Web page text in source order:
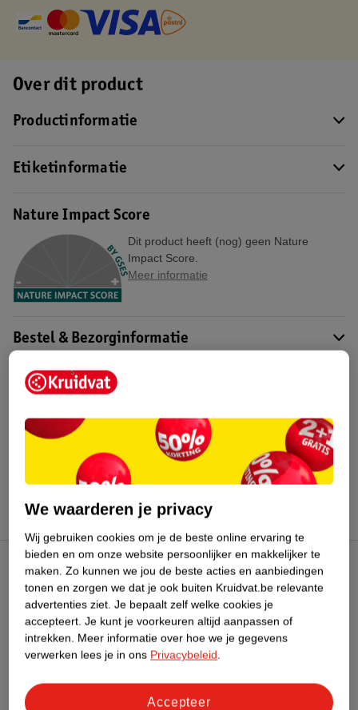
Over dit product
Productinformatie
Etiketinformatie
Nature Impact Score
Dit product heeft (nog) geen Nature
Impact Score.
Meer informatie
Bestel & Bezorginformatie
Meer Kneipp Men Alle Geschenkset voor hem
Hoe controleren wij de reviews?
Kruidvat Club
Klantenservice
We waarderen je privacy
Wij gebruiken cookies om je de beste online ervaring te
bieden en om onze website persoonlijker en makkelijker te
maken. Zo kunnen we jou de beste acties en aanbiedingen
tonen en zorgen we dat je ook buiten Kruidvat.be relevante
advertenties ziet. Je bepaalt zelf welke cookies je
accepteert. Je kunt je voorkeuren altijd aanpassen of
intrekken. Meer informatie over hoe we je gegevens
verwerken lees je in ons Privacybeleid.
Accepteer